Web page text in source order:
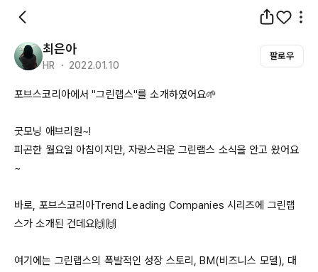
최은아
HR ・ 2022.01.10
팔로우
포브스코리아에서 "그린랩스"를 소개하였어요🌱
굿모닝 애브리원~!
피곤한 월요일 아침이지만, 자랑스러운 그린랩스 소식을 안고 왔어요
~
바로, 포브스코리아Trend Leading Companies 시리즈에 그린랩
스가 소개된 건데요🙌🙌
여기에는 그린랩스의 폭발적인 성장 스토리, BM(비즈니스 모델), 대